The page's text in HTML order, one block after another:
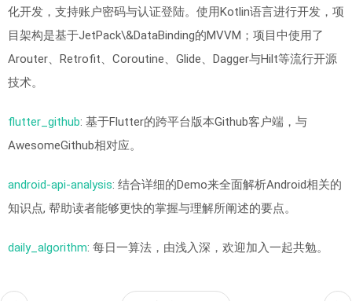
化开发，支持账户密码与认证登陆。使用Kotlin语言进行开发，项
目架构是基于JetPack\&DataBinding的MVVM；项目中使用了
Arouter、Retrofit、Coroutine、Glide、Dagger与Hilt等流行开源
技术。
flutter_github: 基于Flutter的跨平台版本Github客户端，与
AwesomeGithub相对应。
android-api-analysis: 结合详细的Demo来全面解析Android相关的
知识点, 帮助读者能够更快的掌握与理解所阐述的要点。
daily_algorithm: 每日一算法，由浅入深，欢迎加入一起共勉。